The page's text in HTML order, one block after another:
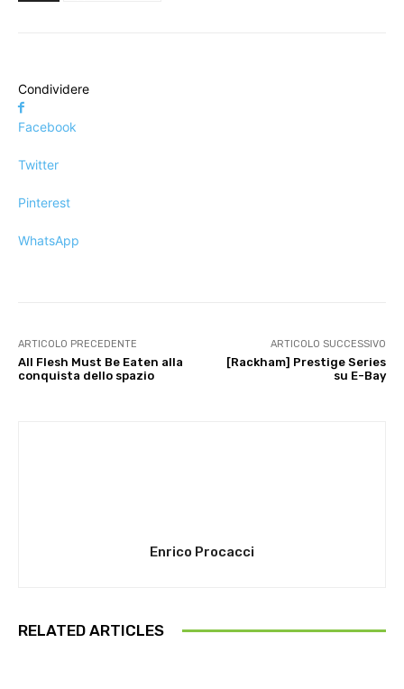
Condividere
Facebook
Twitter
Pinterest
WhatsApp
ARTICOLO PRECEDENTE
All Flesh Must Be Eaten alla
conquista dello spazio
ARTICOLO SUCCESSIVO
[Rackham] Prestige Series
su E-Bay
Enrico Procacci
RELATED ARTICLES